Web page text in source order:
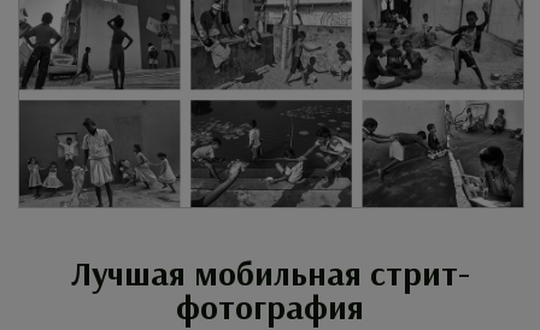
Лучшая мобильная стрит-
фотография